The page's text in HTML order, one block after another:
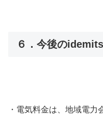
６．今後の
・電気料金は、地域電